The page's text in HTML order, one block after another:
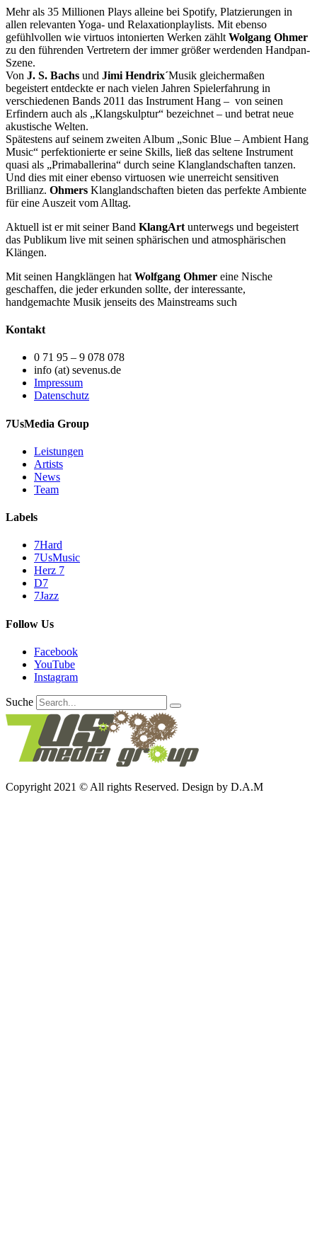
Mehr als 35 Millionen Plays alleine bei Spotify, Platzierungen in
allen relevanten Yoga- und Relaxationplaylists. Mit ebenso
gefühlvollen wie virtuos intonierten Werken zählt Wolgang Ohmer
zu den führenden Vertretern der immer größer werdenden Handpan-
Szene.
Von J. S. Bachs und Jimi Hendrix´Musik gleichermaßen
begeistert entdeckte er nach vielen Jahren Spielerfahrung in
verschiedenen Bands 2011 das Instrument Hang – von seinen
Erfindern auch als „Klangskulptur“ bezeichnet – und betrat neue
akustische Welten.
Spätestens auf seinem zweiten Album „Sonic Blue – Ambient Hang
Music“ perfektionierte er seine Skills, ließ das seltene Instrument
quasi als „Primaballerina“ durch seine Klanglandschaften tanzen.
Und dies mit einer ebenso virtuosen wie unerreicht sensitiven
Brillianz. Ohmers Klanglandschaften bieten das perfekte Ambiente
für eine Auszeit vom Alltag.
Aktuell ist er mit seiner Band KlangArt unterwegs und begeistert
das Publikum live mit seinen sphärischen und atmosphärischen
Klängen.
Mit seinen Hangklängen hat Wolfgang Ohmer eine Nische
geschaffen, die jeder erkunden sollte, der interessante,
handgemachte Musik jenseits des Mainstreams such
Kontakt
0 71 95 – 9 078 078
info (at) sevenus.de
Impressum
Datenschutz
7UsMedia Group
Leistungen
Artists
News
Team
Labels
7Hard
7UsMusic
Herz 7
D7
7Jazz
Follow Us
Facebook
YouTube
Instagram
Suche
Copyright 2021 © All rights Reserved. Design by D.A.M